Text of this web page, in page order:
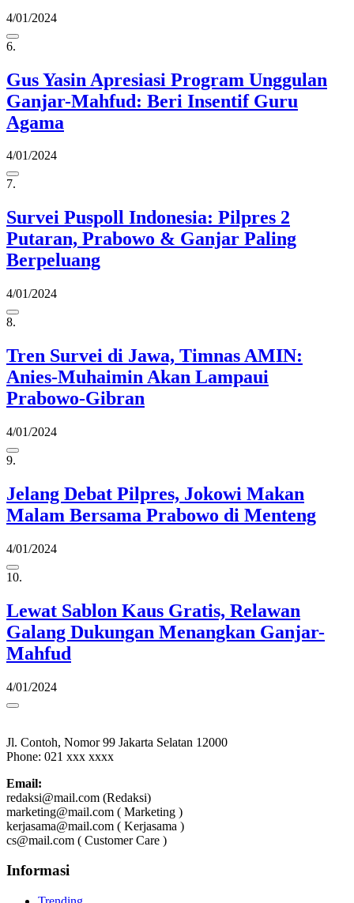
4/01/2024
6.
Gus Yasin Apresiasi Program Unggulan
Ganjar-Mahfud: Beri Insentif Guru
Agama
4/01/2024
7.
Survei Puspoll Indonesia: Pilpres 2
Putaran, Prabowo & Ganjar Paling
Berpeluang
4/01/2024
8.
Tren Survei di Jawa, Timnas AMIN:
Anies-Muhaimin Akan Lampaui
Prabowo-Gibran
4/01/2024
9.
Jelang Debat Pilpres, Jokowi Makan
Malam Bersama Prabowo di Menteng
4/01/2024
10.
Lewat Sablon Kaus Gratis, Relawan
Galang Dukungan Menangkan Ganjar-
Mahfud
4/01/2024
Jl. Contoh, Nomor 99 Jakarta Selatan 12000
Phone: 021 xxx xxxx
Email:
redaksi@mail.com (Redaksi)
marketing@mail.com ( Marketing )
kerjasama@mail.com ( Kerjasama )
cs@mail.com ( Customer Care )
Informasi